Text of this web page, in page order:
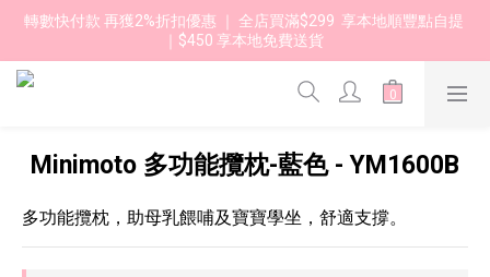
轉數快付款 再獲2%折扣優惠 ｜ 全店買滿$299  享本地順豐點自提
｜$450 享本地免費送貨
Minimoto 多功能攬枕-藍色 - YM1600B
多功能攬枕，助母乳餵哺及寶寶學坐，舒適支撐。